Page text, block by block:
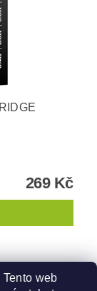
269 Kč
Tento web